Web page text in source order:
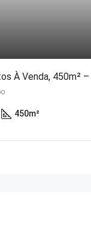
À Venda, 450m²
450m²